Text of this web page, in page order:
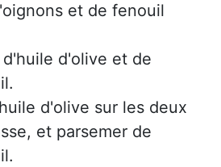
et de fenouil
d'olive et de
d'olive sur les deux
et parsemer de